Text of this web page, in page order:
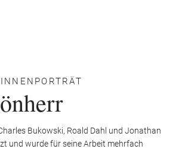
Bukowski, Roald Dahl und Jonathan
und wurde für seine Arbeit mehrfach